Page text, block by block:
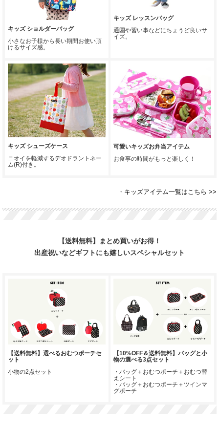
キッズ ショルダーバッグ
小さなお子様から長い期間お使い頂
けるサイズ感。
キッズ レッスンバッグ
通園や習い事などにちょうど良いサ
イズ。
キッズ シューズケース
ニオイを軽減するデオドラントネー
ム(R)付き。
可愛いキッズお弁当アイテム
お食事の時間がもっと楽しく！
・ キッズアイテム一覧はこちら >>
【送料無料】まとめ買いがお得！
出産祝いなどギフトにも嬉しいスペシャルセット
【送料無料】選べるおむつポーチセ
ット
小物の2点セット
【10%OFF＆送料無料】バッグと小
物の選べる3点セット
・バッグ＋おむつポーチ＋おむつ替
えシート
・バッグ＋おむつポーチ＋ツインマ
グポーチ